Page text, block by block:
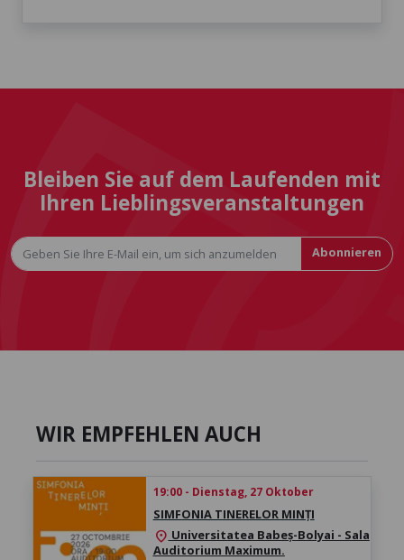
Bleiben Sie auf dem Laufenden mit
Ihren Lieblingsveranstaltungen
Abonnieren
WIR EMPFEHLEN AUCH
19:00 - Dienstag, 27 Oktober
SIMFONIA TINERELOR MINȚI
location_on Universitatea Babeș-Bolyai - Sala
Auditorium Maximum.